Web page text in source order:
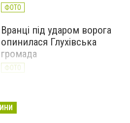
ФОТО
Вранці під ударом ворога
опинилася Глухівська
громада
ФОТО